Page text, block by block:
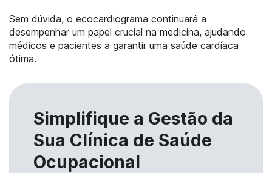
Sem dúvida, o ecocardiograma continuará a
desempenhar um papel crucial na medicina, ajudando
médicos e pacientes a garantir uma saúde cardíaca
ótima.
Simplifique a Gestão da
Sua Clínica de Saúde
Ocupacional